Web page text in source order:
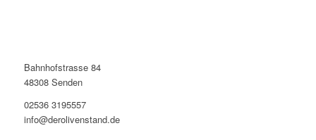
Bahnhofstrasse 84
48308 Senden
02536 3195557
info@derolivenstand.de